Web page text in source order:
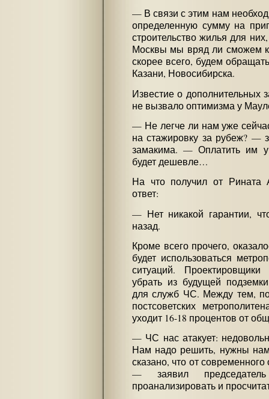
— В связи с этим нам
определенную сумму на
строительство жилья для
Москвы мы вряд ли сможем
скорее всего, будем
Казани, Новосибирска.
Известие о дополнительных
не вызвало оптимизма у
— Не легче ли нам уже
на стажировку за рубеж? —
замакима. — Оплатить им
будет дешевле…
На что получил от Рината
ответ:
— Нет никакой гарантии,
назад.
Кроме всего прочего,
будет использоваться
ситуаций.
убрать из будущей
для служб ЧС. Между тем,
постсоветских
уходит 16-18 процентов от
— ЧС нас атакует:
Нам надо решить, нужны
сказано, что от
— заявил
проанализировать и